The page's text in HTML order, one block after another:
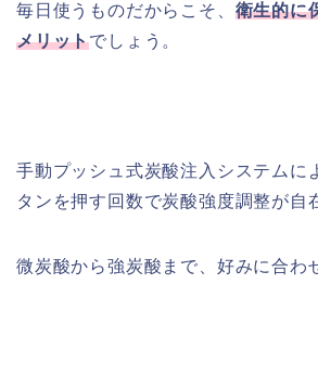
毎日使うものだからこそ、 衛生的に
メリットでしょう。
手動プッシュ式炭酸注入システムに
タンを押す回数で炭酸強度調整が自
微炭酸から強炭酸まで、好みに合わ